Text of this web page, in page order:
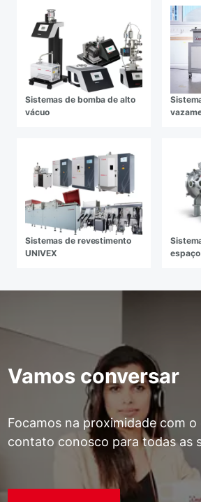
Sistemas de bomba de alto
vácuo
Sistemas de revestimento
UNIVEX
espaço
Vamos conversar
Focamos na proximidade com
contato conosco para todas as